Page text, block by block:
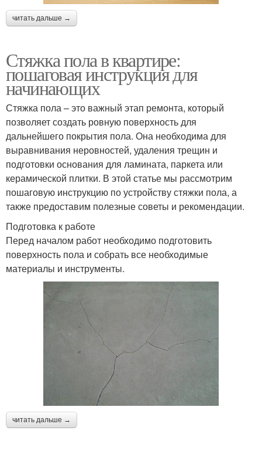
читать дальше →
Стяжка пола в квартире:
пошаговая инструкция для
начинающих
Стяжка пола – это важный этап ремонта, который
позволяет создать ровную поверхность для
дальнейшего покрытия пола. Она необходима для
выравнивания неровностей, удаления трещин и
подготовки основания для ламината, паркета или
керамической плитки. В этой статье мы рассмотрим
пошаговую инструкцию по устройству стяжки пола, а
также предоставим полезные советы и рекомендации.
Подготовка к работе
Перед началом работ необходимо подготовить
поверхность пола и собрать все необходимые
материалы и инструменты.
читать дальше →